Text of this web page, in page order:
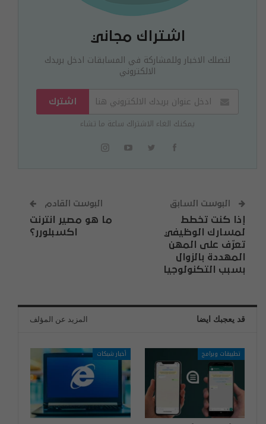
اشتراك مجاني
لتصلك الاخبار وللمشاركة في المسابقات ادخل بريدك
الالكتروني
اشترك
يمكنك الغاء الاشتراك ساعة ما تشاء
البوست السابق
إذا كنت تخطط
لمسارك الوظيفي
تعرّف على المهن
المهددة بالزوال
بسبب التكنولوجيا
البوست القادم
ما هو مصير انترنت
اكسبلورر؟
قد يعجبك ايضا المزيد عن المؤلف
تطبيقات وبرامج أخبار شبكات